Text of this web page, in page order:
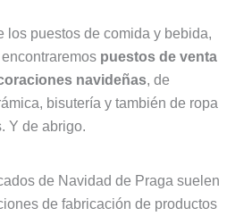
los puestos de comida y bebida,
puestos de venta
navideñas, de
bisutería y también de ropa
Y de abrigo.
de Navidad de Praga suelen
de fabricación de productos